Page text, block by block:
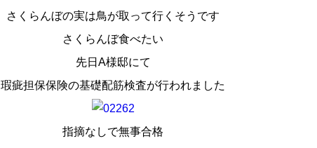
さくらんぼの実は鳥が取って行くそうです
さくらんぼ食べたい
先日A様邸にて
瑕疵担保保険の基礎配筋検査が行われました
指摘なしで無事合格